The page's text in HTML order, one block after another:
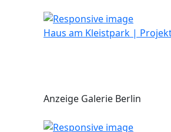
Haus am Kleistpark |
Anzeige Galerie Berlin